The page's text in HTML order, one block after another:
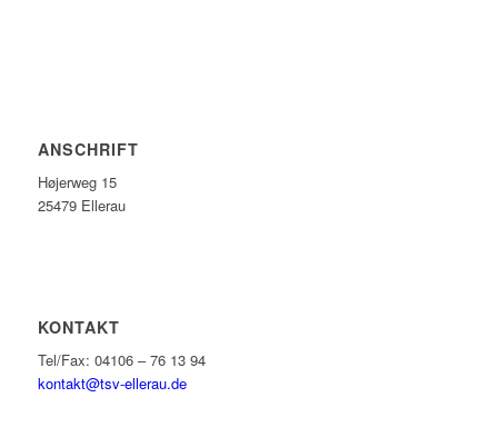
ANSCHRIFT
Højerweg 15
25479 Ellerau
KONTAKT
Tel/Fax: 04106 – 76 13 94
kontakt@tsv-ellerau.de